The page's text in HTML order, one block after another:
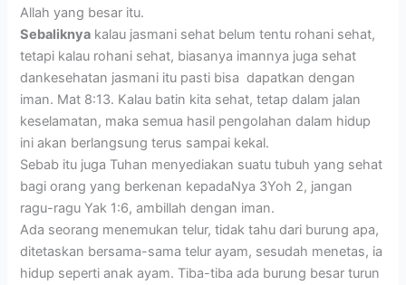
Allah yang besar itu.
Sebaliknya kalau jasmani sehat belum tentu rohani sehat,
tetapi kalau rohani sehat, biasanya imannya juga sehat
dankesehatan jasmani itu pasti bisa dapatkan dengan
iman. Mat 8:13. Kalau batin kita sehat, tetap dalam jalan
keselamatan, maka semua hasil pengolahan dalam hidup
ini akan berlangsung terus sampai kekal.
Sebab itu juga Tuhan menyediakan suatu tubuh yang sehat
bagi orang yang berkenan kepadaNya 3Yoh 2, jangan
ragu-ragu Yak 1:6, ambillah dengan iman.
Ada seorang menemukan telur, tidak tahu dari burung apa,
ditetaskan bersama-sama telur ayam, sesudah menetas, ia
hidup seperti anak ayam. Tiba-tiba ada burung besar turun